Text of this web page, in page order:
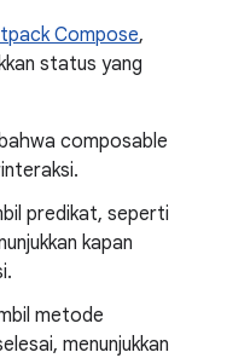
Compose,
status yang
composable
predikat, seperti
kapan
metode
menunjukkan